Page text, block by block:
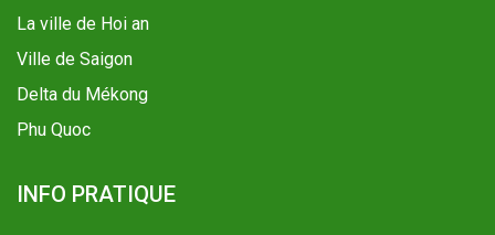
La ville de Hoi an
Ville de Saigon
Delta du Mékong
Phu Quoc
INFO PRATIQUE